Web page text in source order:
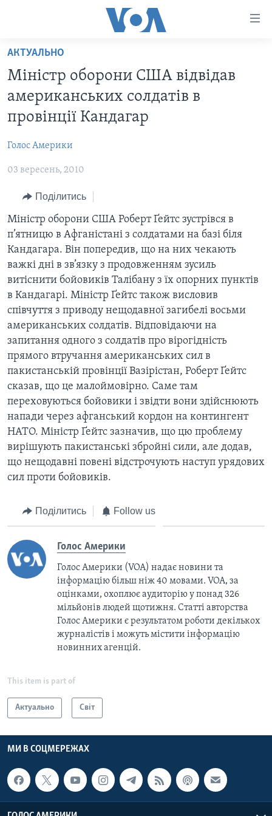
Перейти
матеріалу
Перейти
меню
сторінки
до
АКТУАЛЬНО
УКРАЇНА
ВІЙНА - ЦЕ ОСОБИСТЕ
УКРАЇНЦІ У СВІТІ
НАУКА
ЗДОРОВ'Я
КУЛЬТУРА
СУСПІЛЬСТВО
ІСТОРІЇ УСПІХУ УКРАЇНЦІВ
АНАЛІТИКА
АДМІНІСТРАЦІЯ ПРЕЗИДЕНТА ТРАМПА: ПЕРШІ 100
ДНІВ
ІНТЕРВ'Ю
БОРОТЬБА З ДЕЗІНФОРМАЦІЄЮ
ВІДЕО
ТЕЛЕПРОГРАМИ
ЧАС-TIME
БРИФІНГ ГОЛОСУ АМЕРИКИ
СТУДІЯ ВАШИНГТОН
ВІКНО В АМЕРИКУ
ПРАЙМ-ТАЙМ
ПОГЛЯД З ВАШИНГТОНА
ENGLISH
Learning English
МИ В СОЦМЕРЕЖАХ
АКТУАЛЬНО
Міністр оборони США відвідав
американських солдатів в
провінції Кандагар
Голос Америки
03 вересень, 2010
Поділитись
Міністр оборони США Роберт Ґейтс зустрівся в
п’ятницю в Афганістані з солдатами на базі біля
Кандагара. Він попередив, що на них чекають
важкі дні в зв’язку з продовженням зусиль
витіснити бойовиків Талібану з їх опорних пунктів
в Кандагарі. Міністр Ґейтс також висловив
співчуття з приводу нещодавної загибелі восьми
американських солдатів. Відповідаючи на
запитання одного з солдатів про вірогідність
прямого втручання американських сил в
пакистанській провінції Вазірістан, Роберт Ґейтс
сказав, що це малоймовірно. Саме там
переховуються бойовики і звідти вони здійснюють
напади через афганський кордон на контингент
НАТО. Міністр Ґейтс зазначив, що цю проблему
вирішують пакистанські збройні сили, але додав,
що нещодавні повені відстрочують наступ урядових
сил проти бойовиків.
Поділитись Follow us
Голос Америки
Голос Америки (VOA) надає новини та
інформацію більш ніж 40 мовами. VOA, за
оцінками, охоплює аудиторію у понад 326
мільйонів людей щотижня. Статті авторства
Голос Америки є результатом роботи декількох
журналістів і можуть містити інформацію
новинних агенцій.
This item is part of
Актуально Світ
МИ В СОЦМЕРЕЖАХ